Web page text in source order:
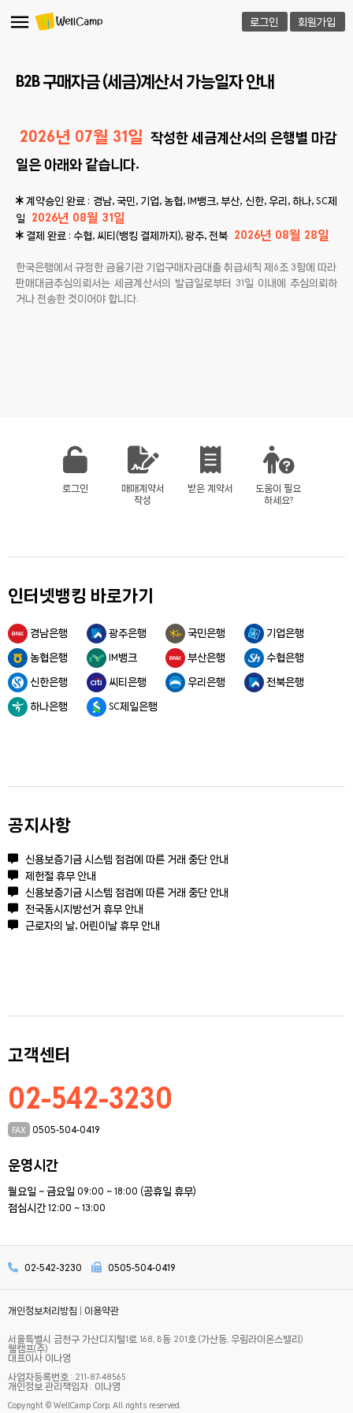
로그인 회원가입
B2B 구매자금 (세금)계산서 가능일자 안내
2026년 07월 31일 작성한 세금계산서의 은행별 마감
일은 아래와 같습니다.
계약승인 완료 : 경남, 국민, 기업, 농협, IM뱅크, 부산, 신한, 우리, 하나, SC제
일 2026년 08월 31일
결제 완료 : 수협, 씨티(뱅킹 결제까지), 광주, 전북 2026년 08월 28일
한국은행에서 규정한 금융기관 기업구매자금대출 취급세칙 제6조 3항에 따라
판매대금추심의뢰서는 세금계산서의 발급일로부터 31일 이내에 추심의뢰하
거나 전송한 것이어야 합니다.
로그인
매매계약서
작성
받은 계약서
도움이 필요
하세요?
인터넷뱅킹 바로가기
경남은행 광주은행 국민은행
기업은행
농협은행
IM뱅크 부산은행
수협은행
신한은행
씨티은행 우리은행
전북은행
하나은행
SC제일은행
공지사항
신용보증기금 시스템 점검에 따른 거래 중단 안내
제헌절 휴무 안내
신용보증기금 시스템 점검에 따른 거래 중단 안내
전국동시지방선거 휴무 안내
근로자의 날, 어린이날 휴무 안내
고객센터
02-542-3230
FAX 0505-504-0419
운영시간
월요일 ~ 금요일 09:00 ~ 18:00 (공휴일 휴무)
점심시간 12:00 ~ 13:00
02-542-3230 0505-504-0419
개인정보처리방침 | 이용약관
서울특별시 금천구 가산디지털1로 168, B동 201호 (가산동, 우림라이온스밸리)
웰캠프(주)
대표이사 이나영
사업자등록번호 : 211-87-48565
개인정보 관리책임자 : 이나영
Copyright © WellCamp Corp. All rights reserved.